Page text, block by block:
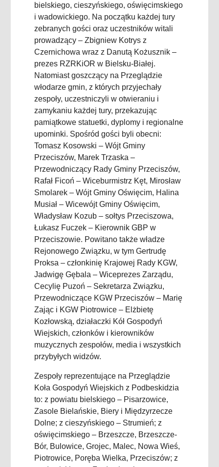
bielskiego, cieszyńskiego, oświęcimskiego
i wadowickiego. Na początku każdej tury
zebranych gości oraz uczestników witali
prowadzący – Zbigniew Kotrys z
Czernichowa wraz z Danutą Kożusznik –
prezes RZRKiOR w Bielsku-Białej.
Natomiast goszczący na Przeglądzie
włodarze gmin, z których przyjechały
zespoły, uczestniczyli w otwieraniu i
zamykaniu każdej tury, przekazując
pamiątkowe statuetki, dyplomy i regionalne
upominki. Spośród gości byli obecni:
Tomasz Kosowski – Wójt Gminy
Przeciszów, Marek Trzaska –
Przewodniczący Rady Gminy Przeciszów,
Rafał Ficoń – Wiceburmistrz Kęt, Mirosław
Smolarek – Wójt Gminy Oświęcim, Halina
Musiał – Wicewójt Gminy Oświęcim,
Władysław Kozub – sołtys Przeciszowa,
Łukasz Fuczek – Kierownik GBP w
Przeciszowie. Powitano także władze
Rejonowego Związku, w tym Gertrudę
Proksa – członkinię Krajowej Rady KGW,
Jadwigę Gębala – Wiceprezes Zarządu,
Cecylię Puzoń – Sekretarza Związku,
Przewodniczące KGW Przeciszów – Marię
Zając i KGW Piotrowice – Elżbietę
Kozłowską, działaczki Kół Gospodyń
Wiejskich, członków i kierowników
muzycznych zespołów, media i wszystkich
przybyłych widzów.
Zespoły reprezentujące na Przeglądzie
Koła Gospodyń Wiejskich z Podbeskidzia
to: z powiatu bielskiego – Pisarzowice,
Zasole Bielańskie, Biery i Międzyrzecze
Dolne; z cieszyńskiego – Strumień; z
oświęcimskiego – Brzeszcze, Brzeszcze-
Bór, Bulowice, Grojec, Malec, Nowa Wieś,
Piotrowice, Poręba Wielka, Przeciszów; z